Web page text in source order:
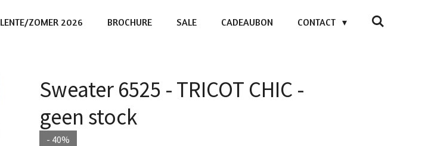
LENTE/ZOMER 2026 BROCHURE SALE CADEAUBON CONTACT
Sweater 6525 - TRICOT CHIC -
geen stock
- 40%